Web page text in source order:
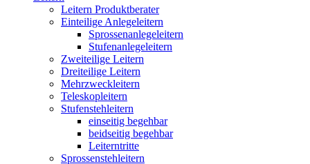
Leitern Produktberater
Einteilige Anlegeleitern
Sprossenanlegeleitern
Stufenanlegeleitern
Zweiteilige Leitern
Dreiteilige Leitern
Mehrzweckleitern
Teleskopleitern
Stufenstehleitern
einseitig begehbar
beidseitig begehbar
Leiterntritte
Sprossenstehleitern